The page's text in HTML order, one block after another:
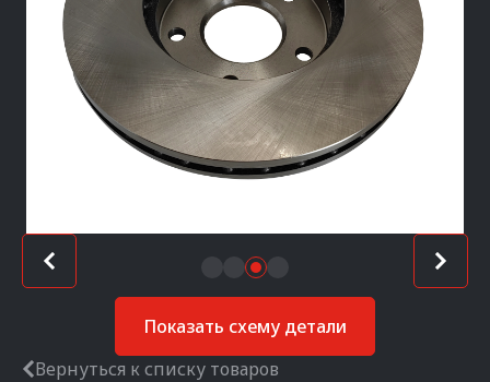
Показать схему детали
Вернуться к списку товаров